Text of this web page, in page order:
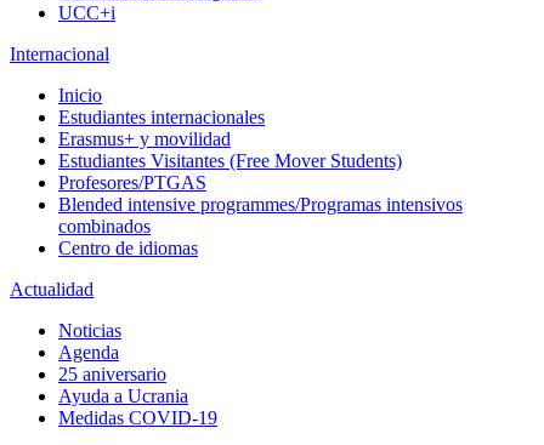
UCC+i
Internacional
Inicio
Estudiantes internacionales
Erasmus+ y movilidad
Estudiantes Visitantes (Free Mover Students)
Profesores/PTGAS
Blended intensive programmes/Programas intensivos
combinados
Centro de idiomas
Actualidad
Noticias
Agenda
25 aniversario
Ayuda a Ucrania
Medidas COVID-19